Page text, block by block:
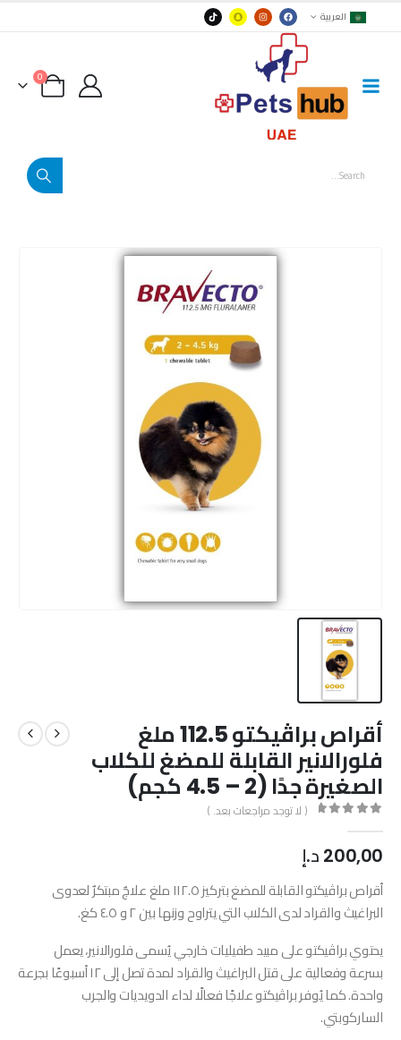
العربية
0
أقراص براڤيكتو 112.5 ملغ
فلورالانير القابلة للمضغ للكلاب
الصغيرة جدًا (2 – 4.5 كجم)
( لا توجد مراجعات بعد. )
200,00 د.إ
أقراص براڤيكتو القابلة للمضغ بتركيز ١١٢.٥ ملغ علاجٌ مبتكرٌ لعدوى
البراغيث والقراد لدى الكلاب التي يتراوح وزنها بين ٢ و ٤.٥ كغ.
يحتوي براڤيكتو على مبيد طفيليات خارجي يُسمى فلورالانير، يعمل
بسرعة وفعالية على قتل البراغيث والقراد لمدة تصل إلى ١٢ أسبوعًا بجرعة
واحدة. كما يُوفر براڤيكتو علاجًا فعالًا لداء الدويديات والجرب
الساركوبتي.